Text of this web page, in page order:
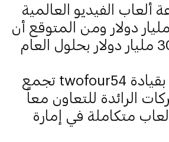
ألعاب الفيديو العالمية
حالياً نحو 200 مليار دولار ومن المتوقع أن
تبلغ قيمتها 300 مليار دولار بحلول العام
مبادرة تشاركية بقيادة twofour54 تجمع
الرائدة للتعاون معاً
متكاملة في إمارة